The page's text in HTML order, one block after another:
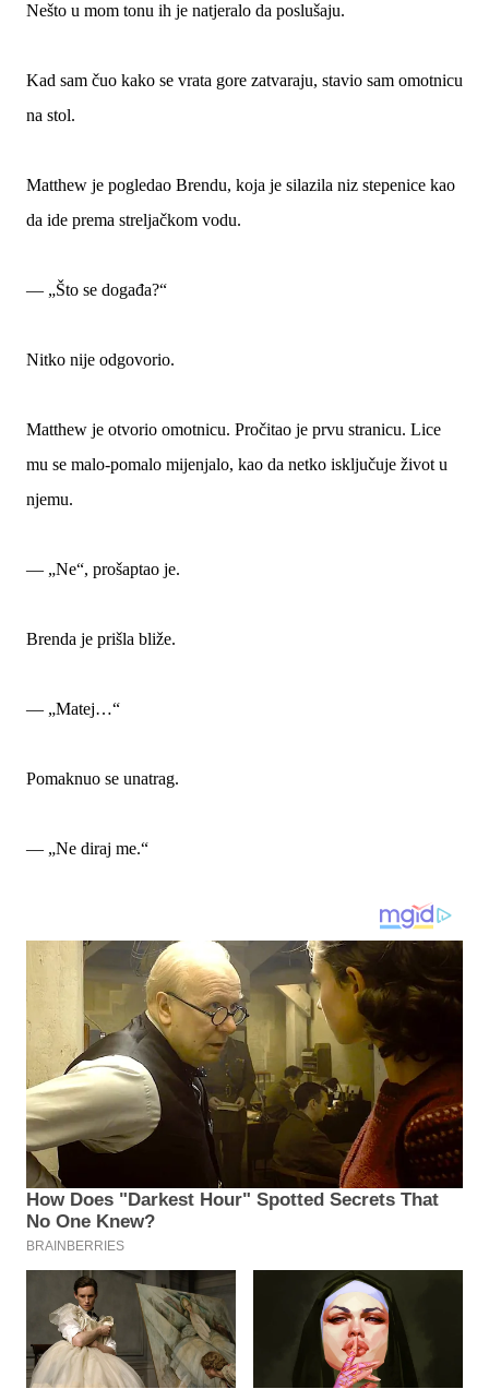
Nešto u mom tonu ih je natjeralo da poslušaju.
Kad sam čuo kako se vrata gore zatvaraju, stavio sam omotnicu
na stol.
Matthew je pogledao Brendu, koja je silazila niz stepenice kao
da ide prema streljačkom vodu.
— „Što se događa?“
Nitko nije odgovorio.
Matthew je otvorio omotnicu. Pročitao je prvu stranicu. Lice
mu se malo-pomalo mijenjalo, kao da netko isključuje život u
njemu.
— „Ne“, prošaptao je.
Brenda je prišla bliže.
— „Matej…“
Pomaknuo se unatrag.
— „Ne diraj me.“